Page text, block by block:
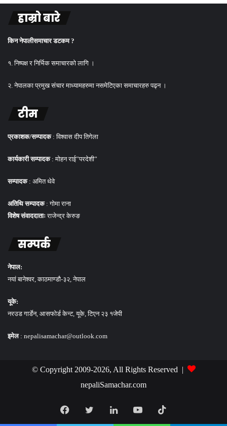
हाम्रो बारे
किन नेपालीसमाचार डटकम ?
१. निष्पक्ष र निर्भिक समाचारको लागि ।
२. नेपालका प्रमुख संचार माध्यामहरुमा नसमेटिएका समाचारहरु पढ्न ।
टीम
प्रकाशक/सम्पादक : विश्वास दीप तिगेला
कार्यकारी सम्पादक: मोहन राई”परदेशी”
सम्पादक: अमित थेवे
अतिथि सम्पादक: गोमा राना
विशेष संवाददाताःराजेन्द्र केरुङ
सम्पर्क
नेपाल:
नयां बानेश्वर, काठमाण्डौ-३२, नेपाल
यूके:
नरउड गार्डेन, आसफोर्ड केन्ट, यूके, टिएन २३ १जेपी
इमेल: nepalisamachar@outlook.com
© Copyright 2009-2026, All Rights Reserved |
nepaliSamachar.com
FacebookTwitterLinkedInYouTube